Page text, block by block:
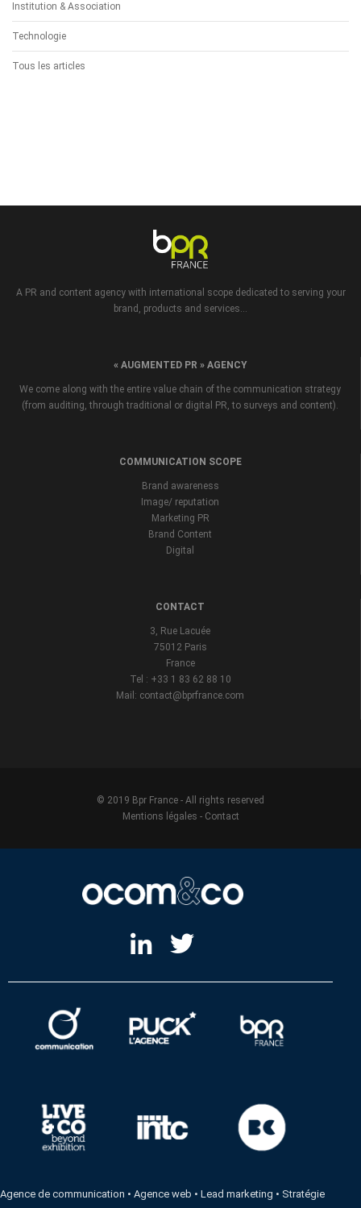
Institution & Association
Technologie
Tous les articles
A PR and content agency with international scope dedicated to serving your
brand, products and services...
« AUGMENTED PR » AGENCY
We come along with the entire value chain of the communication strategy
(from auditing, through traditional or digital PR, to surveys and content).
COMMUNICATION SCOPE
Brand awareness
Image/ reputation
Marketing PR
Brand Content
Digital
CONTACT
3, Rue Lacuée
75012 Paris
France
Tel : +33 1 83 62 88 10
Mail: contact@bprfrance.com
© 2019 Bpr France - All rights reserved
Mentions légales - Contact
Agence de communication •Agence web •Lead marketing • Stratégie